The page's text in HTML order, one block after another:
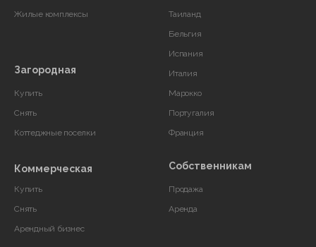
Жилые комплексы
Загородная
Купить
Снять
Коттеджные поселки
Таиланд
Бельгия
Испания
Италия
Марокко
Португалия
Франция
Коммерческая
Купить
Снять
Арендный бизнес
Собственникам
Продажа
Аренда